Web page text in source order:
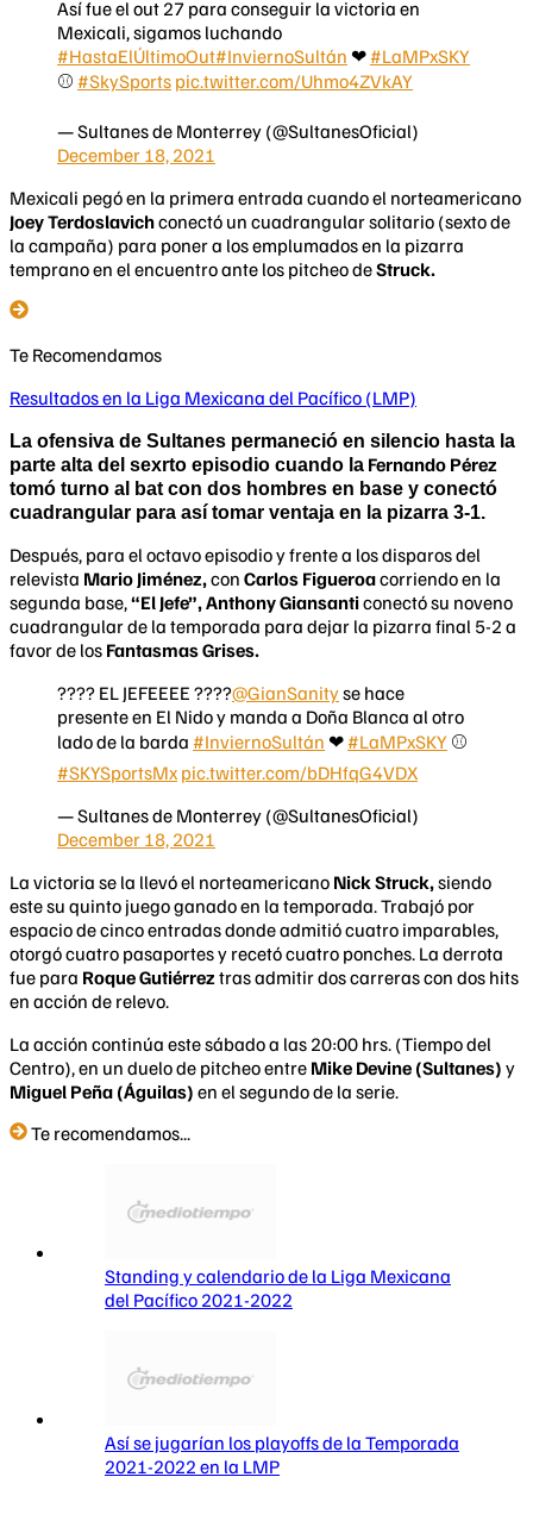
Así fue el out 27 para conseguir la victoria en
Mexicali, sigamos luchando
#HastaElÚltimoOut#InviernoSultán ❤ #LaMPxSKY
⚾️ #SkySports pic.twitter.com/Uhmo4ZVkAY
— Sultanes de Monterrey (@SultanesOficial)
December 18, 2021
Mexicali pegó en la primera entrada cuando el norteamericano
Joey Terdoslavichconectó un cuadrangular solitario (sexto de
la campaña) para poner a los emplumados en la pizarra
temprano en el encuentro ante los pitcheo deStruck.
Te Recomendamos
Resultados en la Liga Mexicana del Pacífico (LMP)
La ofensiva de Sultanes permaneció en silencio hasta la
parte alta del sexrto episodio cuando la Fernando Pérez
tomó turno al bat con dos hombres en base y conectó
cuadrangular para así tomar ventaja en la pizarra 3-1.
Después, para el octavo episodio y frente a los disparos del
relevista Mario Jiménez,con Carlos Figueroacorriendo en la
segunda base,“El Jefe”, Anthony Giansanticonectó su noveno
cuadrangular de la temporada para dejar la pizarra final 5-2 a
favor de los Fantasmas Grises.
???? EL JEFEEEE ????@GianSanityse hace
presente en El Nido y manda a Doña Blanca al otro
lado de la barda #InviernoSultán ❤ #LaMPxSKY ⚾️
#SKYSportsMx pic.twitter.com/bDHfqG4VDX
— Sultanes de Monterrey (@SultanesOficial)
December 18, 2021
La victoria se la llevó el norteamericano Nick Struck,siendo
este su quinto juego ganado en la temporada. Trabajó por
espacio de cinco entradas donde admitió cuatro imparables,
otorgó cuatro pasaportes y recetó cuatro ponches. La derrota
fue para Roque Gutiérrez tras admitir dos carreras con dos hits
en acción de relevo.
La acción continúa este sábado a las 20:00 hrs. (Tiempo del
Centro), en un duelo de pitcheo entre Mike Devine (Sultanes) y
Miguel Peña (Águilas) en el segundo de la serie.
Te recomendamos...
Standing y calendario de la Liga Mexicana
del Pacífico 2021-2022
Así se jugarían los playoffs de la Temporada
2021-2022 en la LMP